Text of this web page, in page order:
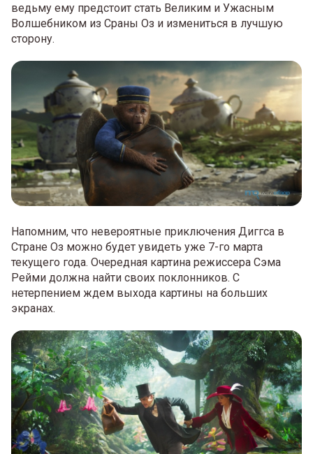
ведьму ему предстоит стать Великим и Ужасным
Волшебником из Сраны Оз и измениться в лучшую
сторону.
Напомним, что невероятные приключения Диггса в
Стране Оз можно будет увидеть уже 7-го марта
текущего года. Очередная картина режиссера Сэма
Рейми должна найти своих поклонников. С
нетерпением ждем выхода картины на больших
экранах.